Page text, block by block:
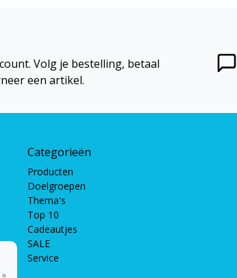
Volg je bestelling, betaal
een artikel.
Categorieën
Producten
Doelgroepen
Thema's
Top 10
Cadeautjes
SALE
Service